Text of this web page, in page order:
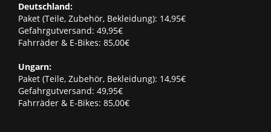
Deutschland:
Paket (Teile, Zubehör, Bekleidung): 14,95€
Gefahrgutversand: 49,95€
Fahrräder & E-Bikes: 85,00€
Ungarn:
Paket (Teile, Zubehör, Bekleidung): 14,95€
Gefahrgutversand: 49,95€
Fahrräder & E-Bikes: 85,00€